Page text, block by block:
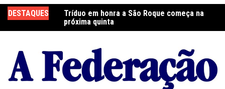
para
o
DESTAQUES
Tríduo em honra a São Roque começa na
próxima quinta
Franciscanos Seculares realizam ação
solidária